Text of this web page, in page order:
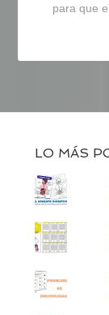
para que
LO MÁS